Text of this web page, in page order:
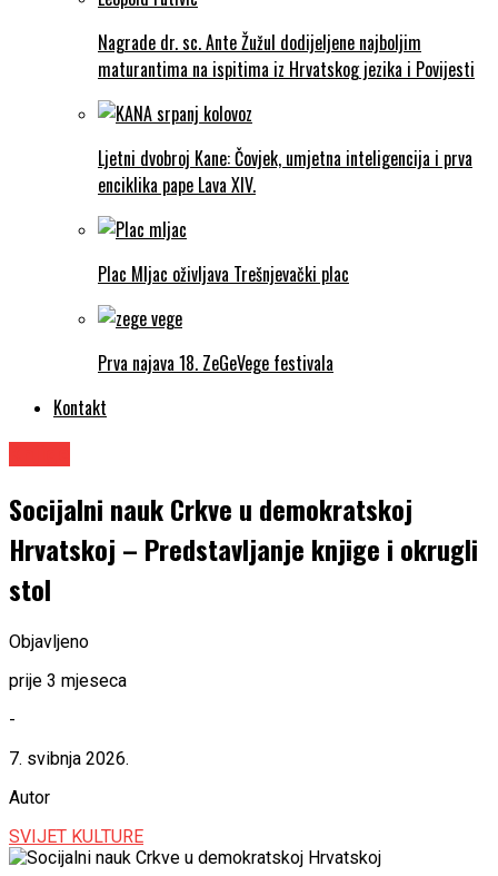
Nagrade dr. sc. Ante Žužul dodijeljene najboljim
maturantima na ispitima iz Hrvatskog jezika i Povijesti
Ljetni dvobroj Kane: Čovjek, umjetna inteligencija i prva
enciklika pape Lava XIV.
Plac Mljac oživljava Trešnjevački plac
Prva najava 18. ZeGeVege festivala
Kontakt
Socijalni nauk Crkve u demokratskoj
Hrvatskoj – Predstavljanje knjige i okrugli
stol
Objavljeno
prije 3 mjeseca
-
7. svibnja 2026.
Autor
SVIJET KULTURE